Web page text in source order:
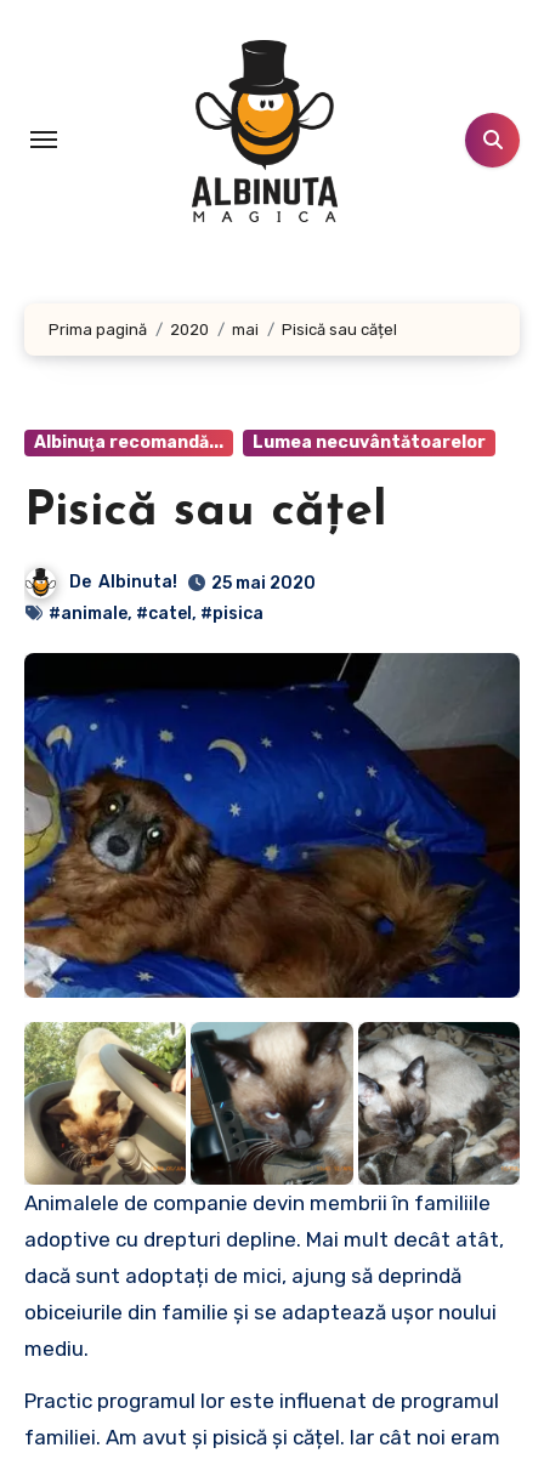
Prima pagină 2020 mai Pisică sau cățel
Albinuţa recomandă... Lumea necuvântătoarelor
Pisică sau cățel
De Albinuta!
25 mai 2020
#animale, #catel , #pisica
Animalele de companie devin membrii în familiile
adoptive cu drepturi depline. Mai mult decât atât,
dacă sunt adoptați de mici, ajung să deprindă
obiceiurile din familie și se adaptează ușor noului
mediu.
Practic programul lor este influenat de programul
familiei. Am avut și pisică și cățel. Iar cât noi eram